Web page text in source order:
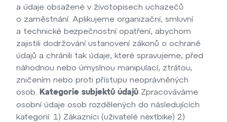
a údaje obsažené v životopisech uchazečů
o zaměstnání. Aplikujeme organizační, smluvní
a technické bezpečnostní opatření, abychom
zajistili dodržování ustanovení zákonů o ochraně
údajů a chránili tak údaje, které spravujeme, před
náhodnou nebo úmyslnou manipulací, ztrátou,
zničením nebo proti přístupu neoprávněných
osob.
Kategorie subjektů údajů Zpracováváme
osobní údaje osob rozdělených do následujících
kategorií: 1) Zákazníci (uživatelé nextbike) 2)